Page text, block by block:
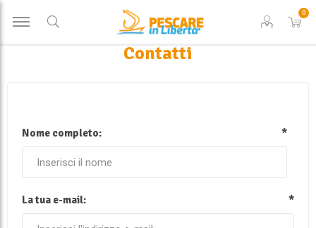
0
Contatti
Nome completo: *
La tua e-mail: *